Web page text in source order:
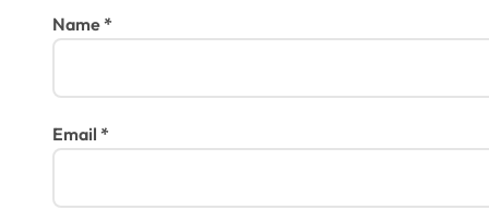
Name*
Email *